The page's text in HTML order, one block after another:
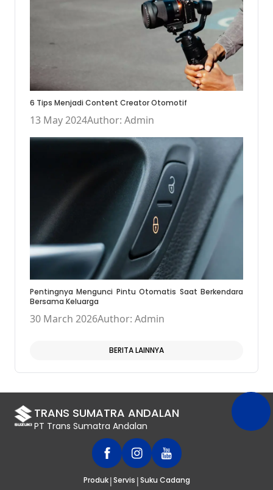
6 Tips Menjadi Content Creator Otomotif
13 May 2024Author: Admin
Pentingnya Mengunci Pintu Otomatis Saat Berkendara
Bersama Keluarga
30 March 2026Author: Admin
BERITA LAINNYA
TRANS SUMATRA ANDALAN
PT Trans Sumatra Andalan
Produk|Servis |Suku Cadang